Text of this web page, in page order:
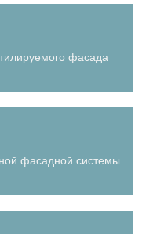
фасада
фасадной системы